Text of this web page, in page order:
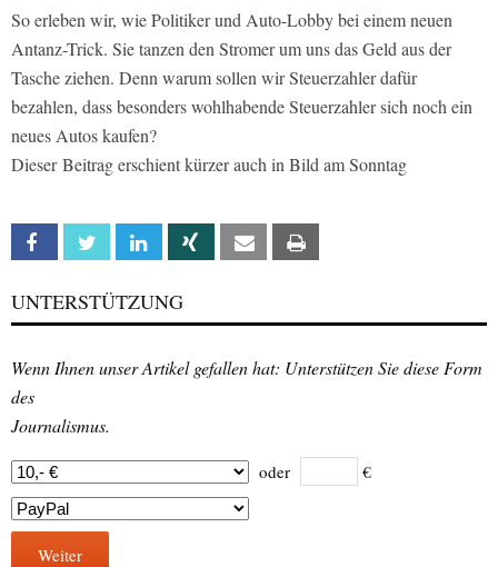
So erleben wir, wie Politiker und Auto-Lobby bei einem neuen
Antanz-Trick. Sie tanzen den Stromer um uns das Geld aus der
Tasche ziehen. Denn warum sollen wir Steuerzahler dafür
bezahlen, dass besonders wohlhabende Steuerzahler sich noch ein
neues Autos kaufen?
Dieser Beitrag erschient kürzer auch in Bild am Sonntag
Facebook Twitter Linkedin Xing Email
UNTERSTÜTZUNG
Wenn Ihnen unser Artikel gefallen hat: Unterstützen Sie diese Form
des
Journalismus.
oder €
Weiter